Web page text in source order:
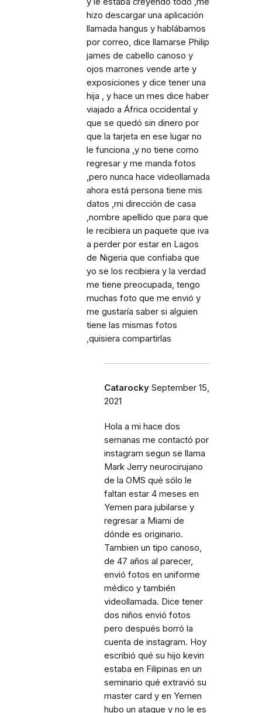
hizo descargar una aplicación
llamada hangus y hablábamos
por correo, dice llamarse Philip
james de cabello canoso y
ojos marrones vende arte y
exposiciones y dice tener una
hija , y hace un mes dice haber
viajado a África occidental y
que se quedó sin dinero por
que la tarjeta en ese lugar no
le funciona ,y no tiene como
regresar y me manda fotos
,pero nunca hace videollamada
ahora está persona tiene mis
datos ,mi dirección de casa
,nombre apellido que para que
le recibiera un paquete que iva
a perder por estar en Lagos
de Nigeria que confiaba que
yo se los recibiera y la verdad
me tiene preocupada, tengo
muchas foto que me envió y
me gustaría saber si alguien
tiene las mismas fotos
,quisiera compartirlas
Catarocky September 15,
2021
Hola a mi hace dos
semanas me contactó por
instagram segun se llama
Mark Jerry neurocirujano
de la OMS qué sólo le
faltan estar 4 meses en
Yemen para jubilarse y
regresar a Miami de
dónde es originario.
Tambien un tipo canoso,
de 47 años al parecer,
envió fotos en uniforme
médico y también
videollamada. Dice tener
dos niños envió fotos
pero después borró la
cuenta de instagram. Hoy
escribió qué su hijo kevin
estaba en Filipinas en un
seminario qué extravió su
master card y en Yemen
hubo un ataque y no le es